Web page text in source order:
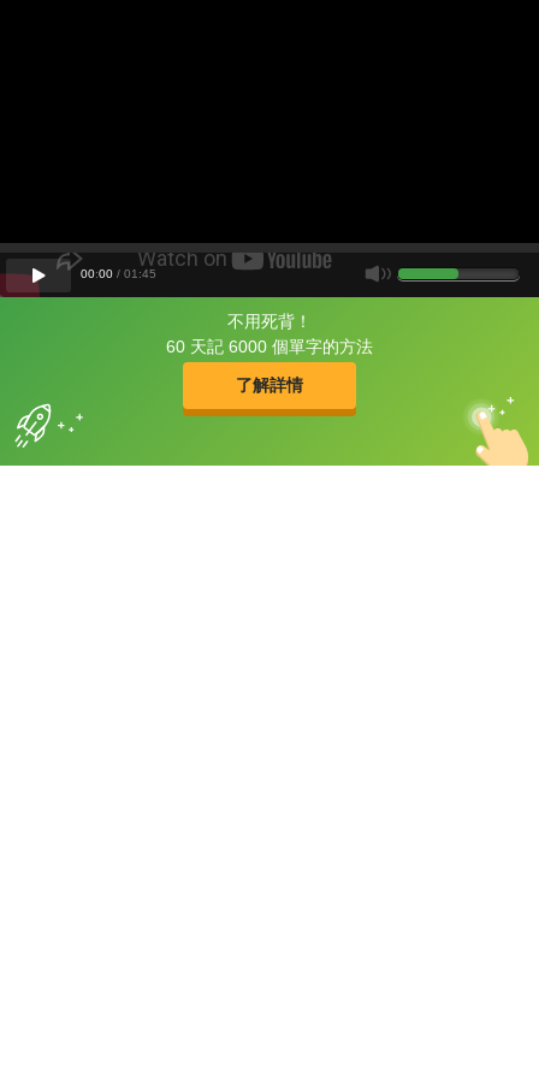
不用死背！
60 天記 6000 個單字的方法
了解詳情
片尾有
攻其不背
的品牌故事
00:00 / 01 :45